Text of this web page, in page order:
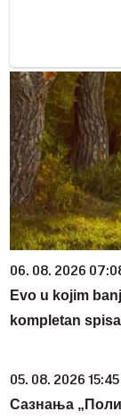
06. 08. 2026
Evo u kojim
kompletan
05. 08. 2026 15:45
Сазнања